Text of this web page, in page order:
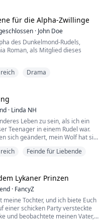
ist, das Risiko einzugehen,
um seine Ablehnung
vorherbestimmte Bindu...
für die Alpha-Zwillinge
· John Doe
des Dunkelmond-Rudels,
Roman, als Mitglied dieses
dass dies das Ende ihres Lebens
es der Beginn eines großen
Sophia zur Einzelgängerin ...
Drama
· Linda NH
Leben zu sein, als ich ein
Teenager in einem Rudel war.
sich geändert, mein Wolf hat sich
Rudel in den Vereinigten
zu vergessen, die es l...
Feinde für Liebende
Lykaner Prinzen
· FancyZ
meine Tochter, und ich biete Euch
einer schicken Party versteckte
und beobachtete meinen Vater,